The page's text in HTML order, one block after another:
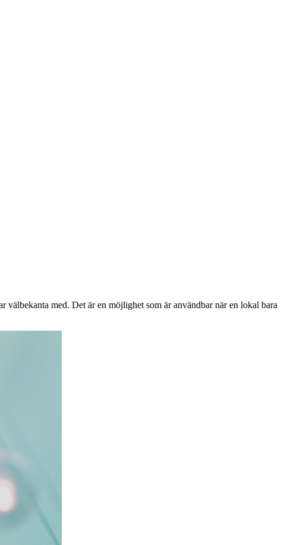
med. Det är en möjlighet som är användbar när en lokal bara